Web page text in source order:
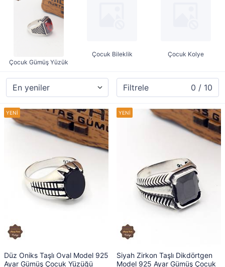
Çocuk Gümüş Yüzük
Çocuk Bileklik Çocuk Kolye
Filtrele 0 / 10
Düz Oniks Taşlı Oval Model 925
Ayar Gümüş Çocuk Yüzüğü
Siyah Zirkon Taşlı Dikdörtgen
Model 925 Ayar Gümüş Çocuk